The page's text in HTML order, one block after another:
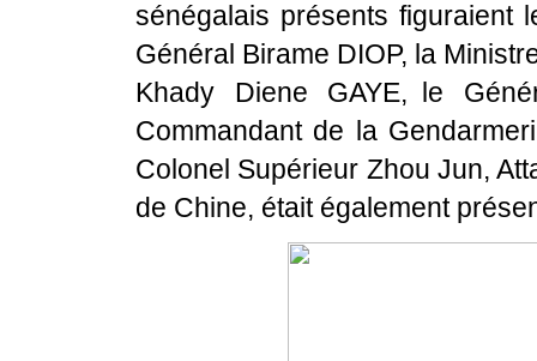
sénégalais présents figuraient
Général Birame DIOP, la
Khady Diene GAYE, le
Commandant de la
Colonel Supérieur Zhou Jun,
de Chine, était également